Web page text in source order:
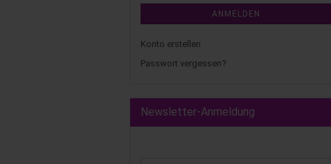
ANMELDEN
Konto erstellen
Passwort vergessen?
Newsletter-Anmeldung